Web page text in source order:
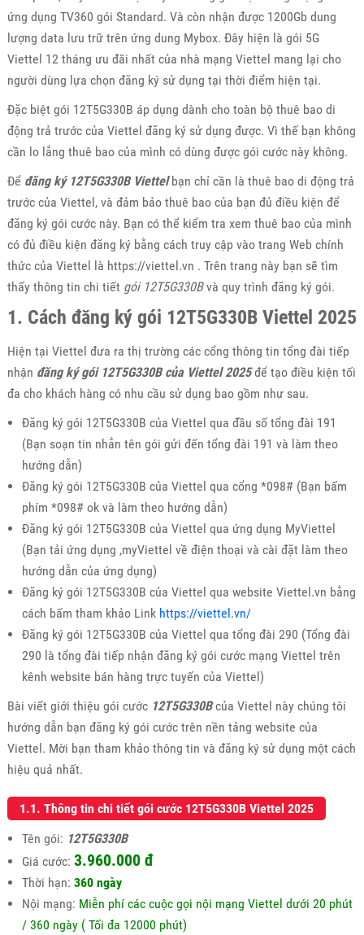
ứng dụng TV360 gói Standard. Và còn nhận được 1200Gb dung
lượng data lưu trữ trên ứng dung Mybox. Đây hiện là gói 5G
Viettel 12 tháng ưu đãi nhất của nhà mạng Viettel mang lại cho
người dùng lựa chọn đăng ký sử dụng tại thời điểm hiện tại.
Đặc biệt gói 12T5G330B áp dụng dành cho toàn bộ thuê bao di
động trả trước của Viettel đăng ký sử dụng được. Vì thế bạn không
cần lo lắng thuê bao của mình có dùng được gói cước này không.
Để đăng ký 12T5G330B Viettelbạn chỉ cần là thuê bao di động trả
trước của Viettel, và đảm bảo thuê bao của bạn đủ điều kiện để
đăng ký gói cước này. Bạn có thể kiểm tra xem thuê bao của mình
có đủ điều kiện đăng ký bằng cách truy cập vào trang Web chính
thức của Viettel là https://viettel.vn . Trên trang này bạn sẽ tìm
thấy thông tin chi tiết gói 12T5G330Bvà quy trình đăng ký gói.
1. Cách đăng ký gói 12T5G330B Viettel 2025
Hiện tại Viettel đưa ra thị trường các cổng thông tin tổng đài tiếp
nhận đăng ký gói 12T5G330B của Viettel 2025để tạo điều kiện tối
đa cho khách hàng có nhu cầu sử dụng bao gồm như sau.
Đăng ký gói 12T5G330B của Viettel qua đầu số tổng đài 191
(Bạn soạn tin nhắn tên gói gửi đến tổng đài 191 và làm theo
hướng dẫn)
Đăng ký gói 12T5G330B của Viettel qua cổng *098# (Bạn bấm
phím *098# ok và làm theo hướng dẫn)
Đăng ký gói 12T5G330B của Viettel qua ứng dụng MyViettel
(Bạn tải ứng dụng ,myViettel về điện thoại và cài đặt làm theo
hướng dẫn của ứng dụng)
Đăng ký gói 12T5G330B của Viettel qua website Viettel.vn bằng
cách bấm tham khảo Link https://viettel.vn/
Đăng ký gói 12T5G330B của Viettel qua tổng đài 290 (Tổng đài
290 là tổng đài tiếp nhận đăng ký gói cước mạng Viettel trên
kênh website bán hàng trực tuyến của Viettel)
Bài viết giới thiệu gói cước 12T5G330Bcủa Viettel này chúng tôi
hướng dẫn bạn đăng ký gói cước trên nền tảng website của
Viettel. Mời bạn tham khảo thông tin và đăng ký sử dụng một cách
hiệu quả nhất.
1.1. Thông tin chi tiết gói cước 12T5G330B Viettel 2025
Tên gói: 12T5G330B
Giá cước: 3.960.000 đ
Thời hạn: 360 ngày
Nội mạng: Miễn phí các cuộc gọi nội mạng Viettel dưới 20 phút
/ 360 ngày ( Tối đa 12000 phút)